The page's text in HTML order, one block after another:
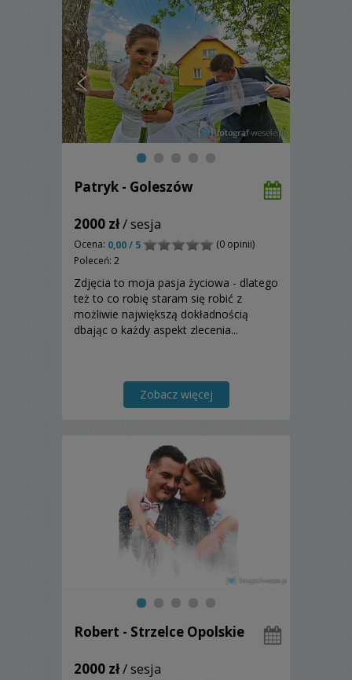
Patryk - Goleszów
2000 zł/ sesja
Ocena: 0,00 / 5
(0 opinii)
Poleceń: 2
Zdjęcia to moja pasja życiowa - dlatego
też to co robię staram się robić z
możliwie największą dokładnością
dbając o każdy aspekt zlecenia...
Zobacz więcej
Robert - Strzelce Opolskie
2000 zł/ sesja